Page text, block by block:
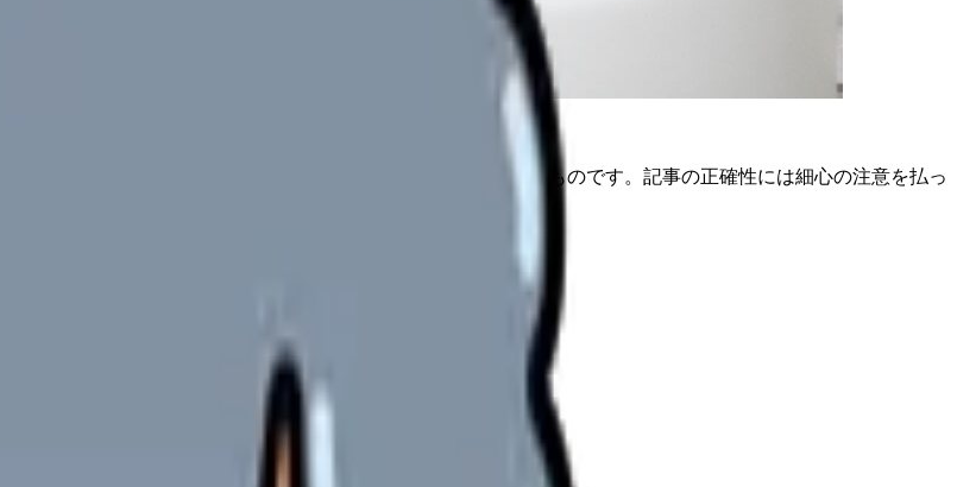
の問い合わせ導線を設置しています。掲載情報は公開日時点のものです。記事の正確性には細心の注意を払っ
の質の向上に直結する重要な要素です。